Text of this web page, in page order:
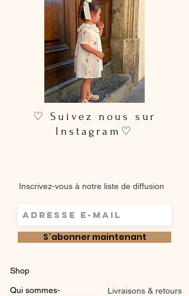
♡ Suivez nous sur
Instagram♡
Inscrivez-vous à notre liste de diffusion
S`abonner maintenant
Shop
Qui sommes- Livraisons & retours